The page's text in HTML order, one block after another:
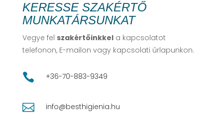
KERESSE SZAKÉRTŐ
MUNKATÁRSUNKAT
Vegye fel szakértőinkkela kapcsolatot
telefonon, E-mailon vagy kapcsolati űrlapunkon.
 +36-70-883-9349
 info@besthigienia.hu